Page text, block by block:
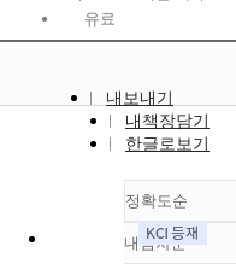
유료
내보내기
내책장담기
한글로보기
정확도순
정확도
내림차순